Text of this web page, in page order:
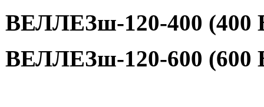
ВЕЛЛЕЗш-120-400 (400
ВЕЛЛЕЗш-120-600 (600